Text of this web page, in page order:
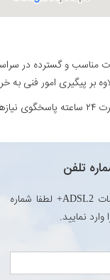
و گسترده در
بر پیگیری امور فنی به
تلفن
جهت بررسی قابلیت ارائه خدمات ADSL2+ لطفا شماره
نمایید.